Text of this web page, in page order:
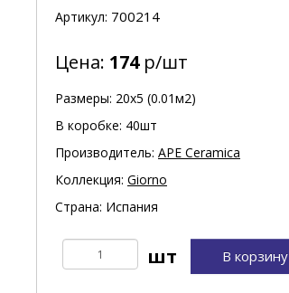
Артикул: 700214
Цена: 174р/шт
Размеры: 20х5 (0.01м2)
В коробке: 40шт
Производитель: APE Ceramica
Коллекция: Giorno
Страна: Испания
В корзину